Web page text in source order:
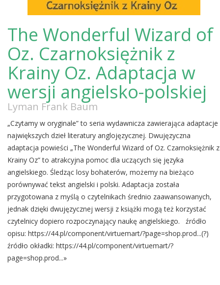
The Wonderful Wizard of
Oz. Czarnoksiężnik z
Krainy Oz. Adaptacja w
wersji angielsko-polskiej
Lyman Frank Baum
„Czytamy w oryginale” to seria wydawnicza zawierająca adaptacje
największych dzieł literatury anglojęzycznej. Dwujęzyczna
adaptacja powieści „The Wonderful Wizard of Oz. Czarnoksiężnik z
Krainy Oz” to atrakcyjna pomoc dla uczących się języka
angielskiego. Śledząc losy bohaterów, możemy na bieżąco
porównywać tekst angielski i polski. Adaptacja została
przygotowana z myślą o czytelnikach średnio zaawansowanych,
jednak dzięki dwujęzycznej wersji z książki mogą też korzystać
czytelnicy dopiero rozpoczynający naukę angielskiego. źródło
opisu: https://44.pl/component/virtuemart/?page=shop.prod...(?)
źródło okładki: https://44.pl/component/virtuemart/?
page=shop.prod...»